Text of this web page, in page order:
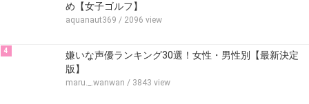
め【女子ゴルフ】
aquanaut369 / 2096 view
4
嫌いな声優ランキング30選！女性・男性別【最新決定
版】
maru._.wanwan / 3843 view